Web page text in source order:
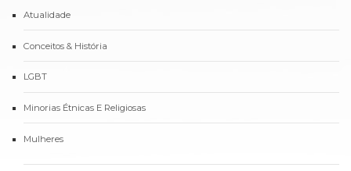
Atualidade
Conceitos & História
LGBT
Minorias Étnicas E Religiosas
Mulheres